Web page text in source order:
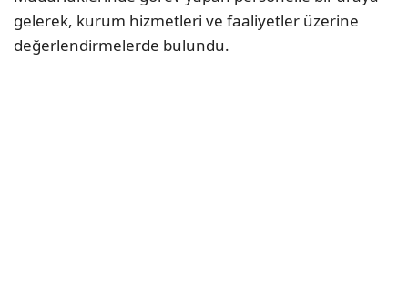
gelerek, kurum hizmetleri ve faaliyetler üzerine
değerlendirmelerde bulundu.